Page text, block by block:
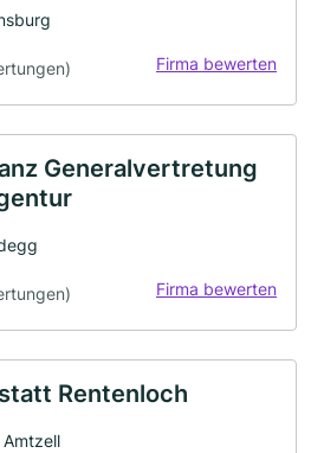
Firma bewerten
Generalvertretung
Firma bewerten
Rentenloch